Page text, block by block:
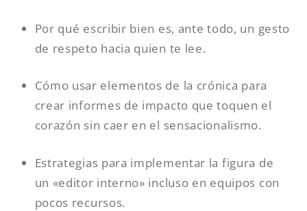
Por qué escribir bien es, ante todo, un gesto
de respeto hacia quien te lee.
Cómo usar elementos de la crónica para
crear informes de impacto que toquen el
corazón sin caer en el sensacionalismo.
Estrategias para implementar la figura de
un «editor interno» incluso en equipos con
pocos recursos.